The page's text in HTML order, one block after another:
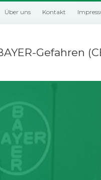
Über uns Kontakt
Gefahren